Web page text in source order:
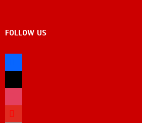
FOLLOW US
facebook
x
instagram
youtube